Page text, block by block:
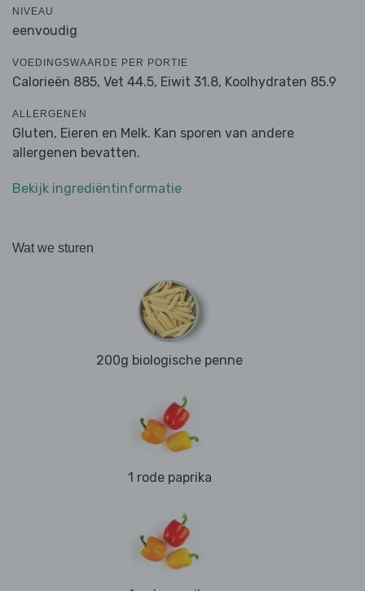
NIVEAU
eenvoudig
VOEDINGSWAARDE PER PORTIE
Calorieën 885, Vet 44.5, Eiwit 31.8, Koolhydraten 85.9
ALLERGENEN
Gluten, Eieren en Melk. Kan sporen van andere
allergenen bevatten.
Bekijk ingrediëntinformatie
Wat we sturen
200g biologische penne
1 rode paprika